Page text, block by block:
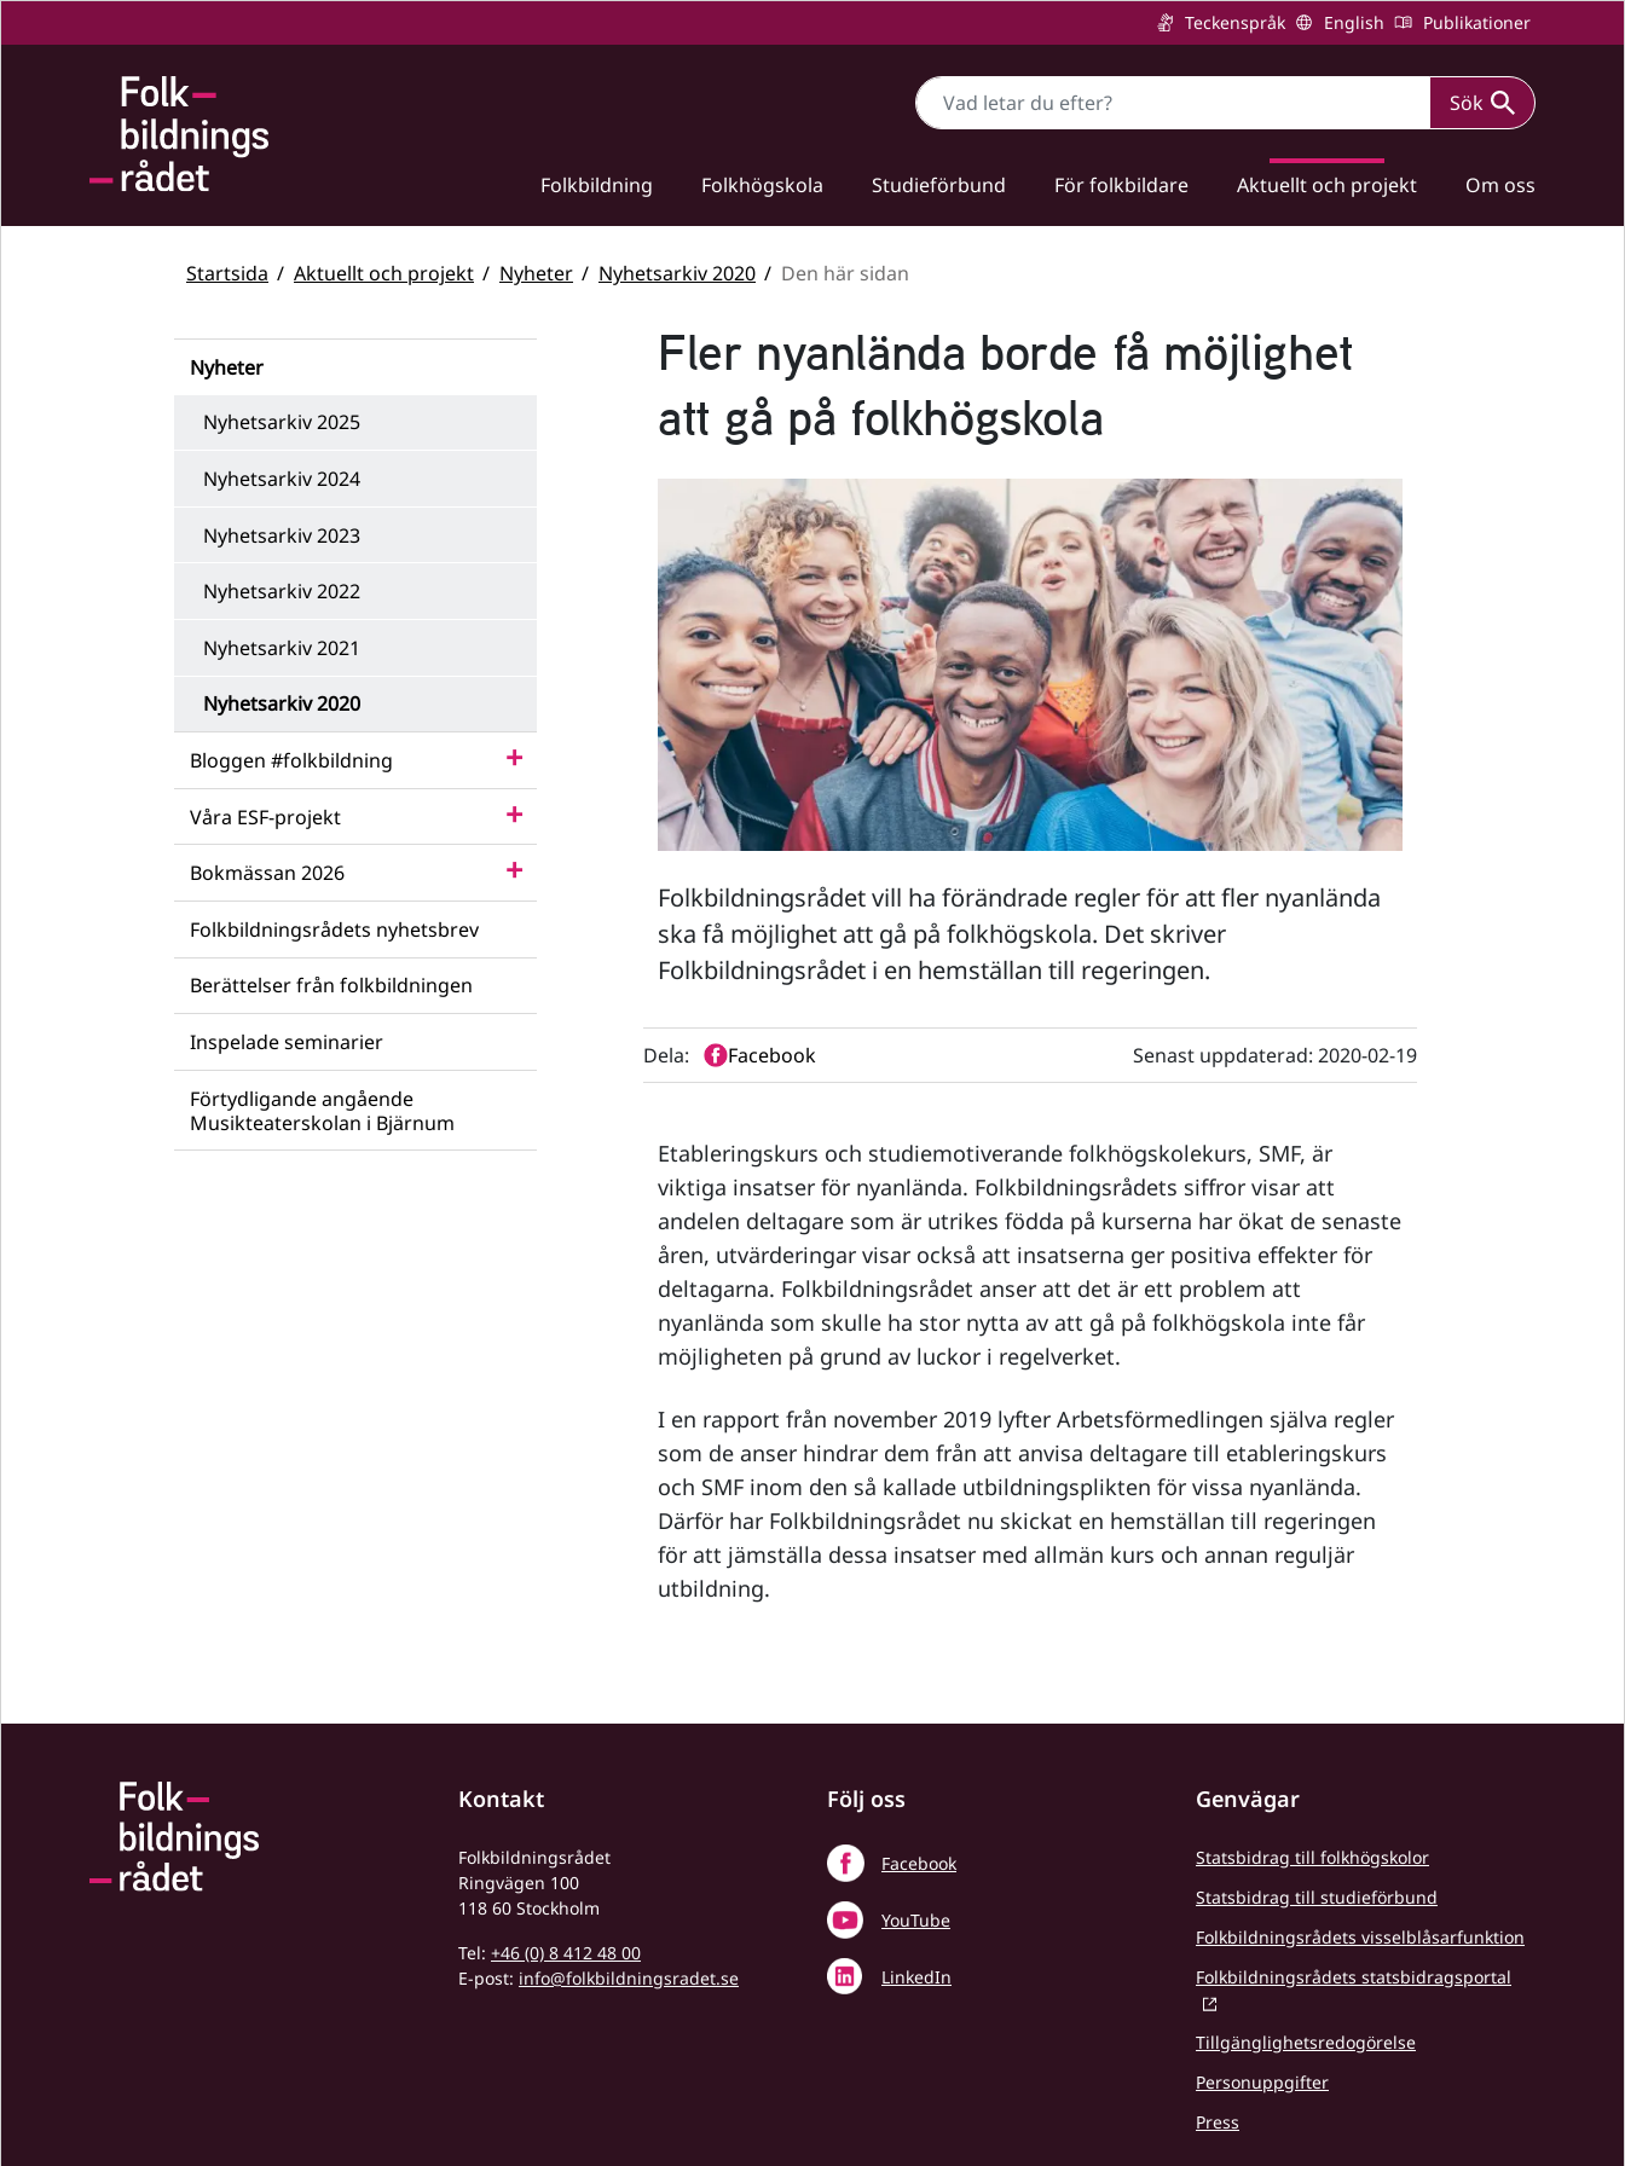
Teckenspråk English Publikationer
Sök Sök
Folkbildning Folkhögskola Studieförbund För folkbildare Aktuellt och projekt Om oss
Startsida Aktuellt och projekt Nyheter Nyhetsarkiv 2020 Den här sidan
Nyheter
Nyhetsarkiv 2025
Nyhetsarkiv 2024
Nyhetsarkiv 2023
Nyhetsarkiv 2022
Nyhetsarkiv 2021
Nyhetsarkiv 2020
Bloggen #folkbildning
Våra ESF-projekt
Bokmässan 2026
Folkbildningsrådets nyhetsbrev
Berättelser från folkbildningen
Inspelade seminarier
Förtydligande angående
Musikteaterskolan i Bjärnum
Fler nyanlända borde få möjlighet
att gå på folkhögskola
Folkbildningsrådet vill ha förändrade regler för att fler nyanlända
ska få möjlighet att gå på folkhögskola. Det skriver
Folkbildningsrådet i en hemställan till regeringen.
Dela: Facebook Senast uppdaterad: 2020-02-19
Etableringskurs och studiemotiverande folkhögskolekurs, SMF, är
viktiga insatser för nyanlända. Folkbildningsrådets siffror visar att
andelen deltagare som är utrikes födda på kurserna har ökat de senaste
åren, utvärderingar visar också att insatserna ger positiva effekter för
deltagarna. Folkbildningsrådet anser att det är ett problem att
nyanlända som skulle ha stor nytta av att gå på folkhögskola inte får
möjligheten på grund av luckor i regelverket.
I en rapport från november 2019 lyfter Arbetsförmedlingen själva regler
som de anser hindrar dem från att anvisa deltagare till etableringskurs
och SMF inom den så kallade utbildningsplikten för vissa nyanlända.
Därför har Folkbildningsrådet nu skickat en hemställan till regeringen
för att jämställa dessa insatser med allmän kurs och annan reguljär
utbildning.
Kontakt
Folkbildningsrådet
Ringvägen 100
118 60 Stockholm
Tel: +46 (0) 8 412 48 00
E-post: info@folkbildningsradet.se
Följ oss
Facebook
YouTube
LinkedIn
Genvägar
Statsbidrag till folkhögskolor
Statsbidrag till studieförbund
Folkbildningsrådets visselblåsarfunktion
Folkbildningsrådets statsbidragsportal
Tillgänglighetsredogörelse
Personuppgifter
Press